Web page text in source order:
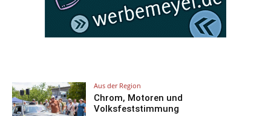
Aus der Region
Chrom, Motoren und
Volksfeststimmung